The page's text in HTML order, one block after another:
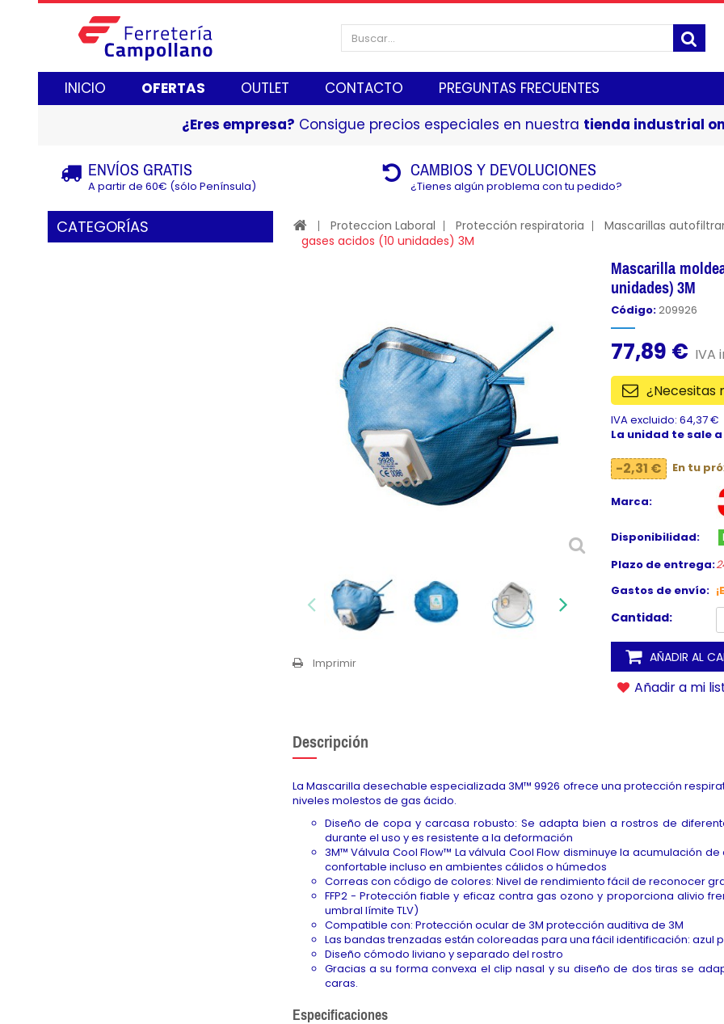
INICIO OFERTAS OUTLET CONTACTO PREGUNTAS FRECUENTES
¿Eres empresa? Consigue precios especiales en nuestra tienda industrial
ENVÍOS GRATIS
A partir de 60€ (sólo Península)
CAMBIOS Y DEVOLUCIONES
¿Tienes algún problema con tu pedido?
CATEGORÍAS Proteccion Laboral Protección respiratoria Mascarillas
gases acidos (10 unidades) 3M
Imprimir
Mascarilla
unidades) 3M
Código:209926
77,89 € IVA
¿Necesitas
IVA excluido: 64,37 €
La unidad te sale a
-2,31 € En tu
Marca:
Disponibilidad:
Plazo de entrega:
Gastos de envío:
Cantidad:
AÑADIR AL
Añadir a mi
Descripción
La Mascarilla desechable especializada 3M™ 9926 ofrece una protección
niveles molestos de gas ácido.
Diseño de copa y carcasa robusto: Se adapta bien a rostros de
durante el uso y es resistente a la deformación
3M™ Válvula Cool Flow™ La válvula Cool Flow disminuye la acumulación
confortable incluso en ambientes cálidos o húmedos
Correas con código de colores: Nivel de rendimiento fácil de reconocer
FFP2 - Protección fiable y eficaz contra gas ozono y proporciona alivio
umbral límite TLV)
Compatible con: Protección ocular de 3M protección auditiva de 3M
Las bandas trenzadas están coloreadas para una fácil identificación: azul
Diseño cómodo liviano y separado del rostro
Gracias a su forma convexa el clip nasal y su diseño de dos tiras se
caras.
Especificaciones